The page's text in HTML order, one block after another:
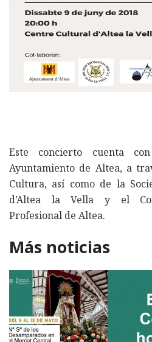
Este concierto cuenta
Ayuntamiento de Altea, a
Cultura, así como de la
d’Altea la Vella y el
Profesional de Altea.
Más noticias